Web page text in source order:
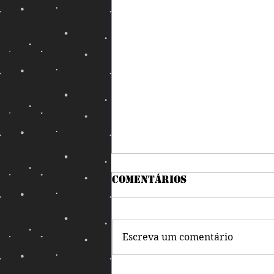
Comentários
Escreva um comentário